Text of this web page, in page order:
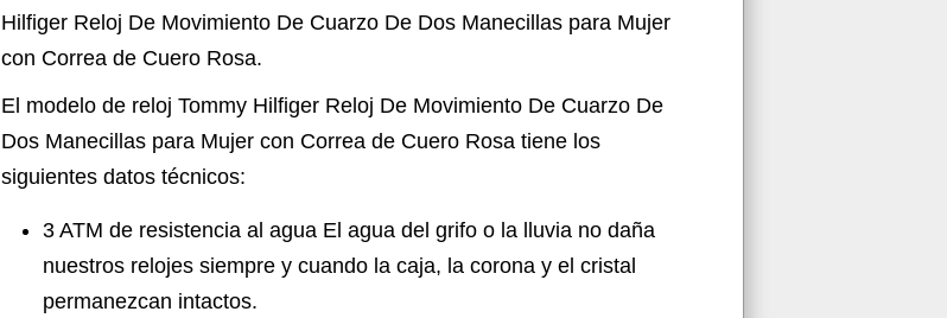
Hilfiger Reloj De Movimiento De Cuarzo De Dos Manecillas para Mujer
con Correa de Cuero Rosa.
El modelo de reloj Tommy Hilfiger Reloj De Movimiento De Cuarzo De
Dos Manecillas para Mujer con Correa de Cuero Rosa tiene los
siguientes datos técnicos:
3 ATM de resistencia al agua El agua del grifo o la lluvia no daña
nuestros relojes siempre y cuando la caja, la corona y el cristal
permanezcan intactos.